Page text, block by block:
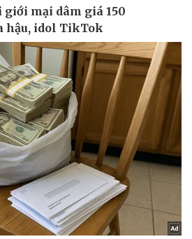
Công nghệ
Sành điệu
Tin Công nghệ
Trải nghiệm
Chuyển đổi số